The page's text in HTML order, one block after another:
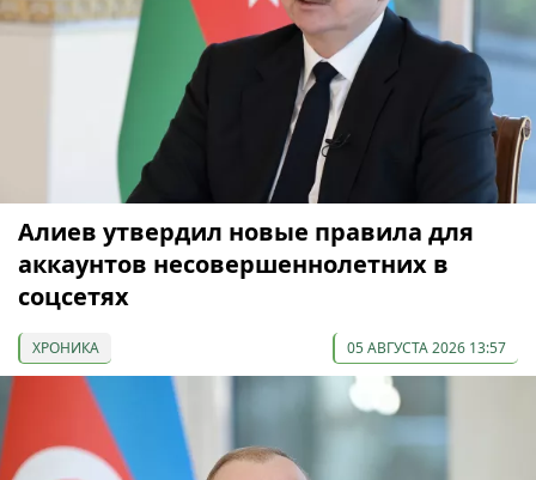
Алиев утвердил новые правила для
аккаунтов несовершеннолетних в
соцсетях
ХРОНИКА 05 АВГУСТА 2026 13:57